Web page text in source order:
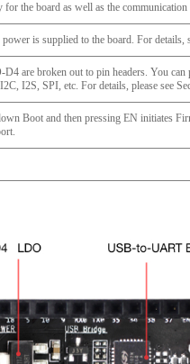
the board as well as the communication
is supplied to the board. For details,
are broken out to pin headers. You
I2S, SPI, etc. For details, please see
Boot and then pressing EN initiates